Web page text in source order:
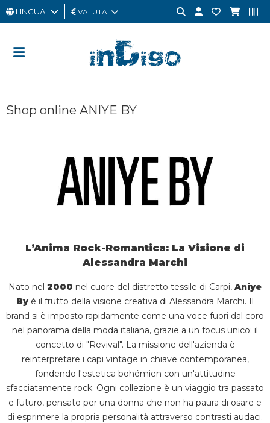
UOMO
CARD
LINGUA VALUTA
Shop online ANIYE BY
L’Anima Rock-Romantica: La Visione di
Alessandra Marchi
Nato nel 2000 nel cuore del distretto tessile di Carpi, Aniye
By è il frutto della visione creativa di Alessandra Marchi. Il
brand si è imposto rapidamente come una voce fuori dal coro
nel panorama della moda italiana, grazie a un focus unico: il
concetto di "Revival". La missione dell'azienda è
reinterpretare i capi vintage in chiave contemporanea,
fondendo l'estetica bohémien con un'attitudine
sfacciatamente rock. Ogni collezione è un viaggio tra passato
e futuro, pensato per una donna che non ha paura di osare e
di esprimere la propria personalità attraverso contrasti audaci.